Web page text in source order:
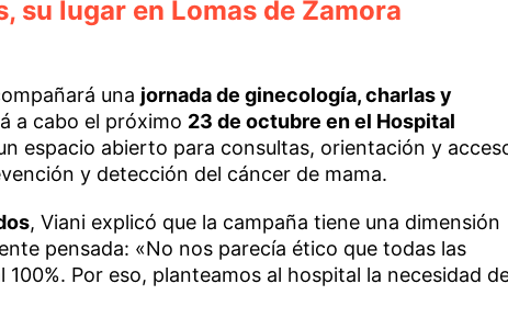
su lugar en Lomas de Zamora
una jornada de ginecología, charlas y
a cabo el próximo 23 de octubre en el Hospital
espacio abierto para consultas, orientación y
y detección del cáncer de mama.
, Viani explicó que la campaña tiene una dimensión
pensada: «No nos parecía ético que todas las
100%. Por eso, planteamos al hospital la necesidad